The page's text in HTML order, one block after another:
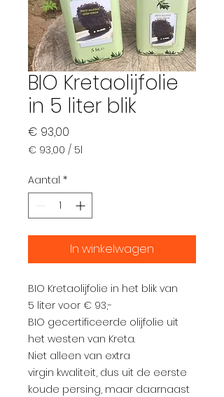
BIO Kretaolijfolie
in 5 liter blik
€ 93,00
€ 93,00 / 5l
per
5
Aantal *
In winkelwagen
BIO Kretaolijfolie in het blik van
5 liter voor € 93,-
BIO gecertificeerde olijfolie uit
het westen van Kreta.
Niet alleen van extra
virgin kwaliteit, dus uit de eerste
koude persing, maar daarnaast